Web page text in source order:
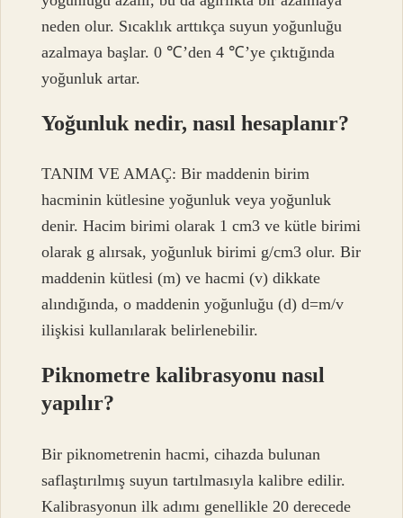
neden olur. Sıcaklık arttıkça suyun yoğunluğu
azalmaya başlar. 0 ℃’den 4 ℃’ye çıktığında
yoğunluk artar.
Yoğunluk nedir, nasıl hesaplanır?
TANIM VE AMAÇ: Bir maddenin birim
hacminin kütlesine yoğunluk veya yoğunluk
denir. Hacim birimi olarak 1 cm3 ve kütle birimi
olarak g alırsak, yoğunluk birimi g/cm3 olur. Bir
maddenin kütlesi (m) ve hacmi (v) dikkate
alındığında, o maddenin yoğunluğu (d) d=m/v
ilişkisi kullanılarak belirlenebilir.
Piknometre kalibrasyonu nasıl
yapılır?
Bir piknometrenin hacmi, cihazda bulunan
saflaştırılmış suyun tartılmasıyla kalibre edilir.
Kalibrasyonun ilk adımı genellikle 20 derecede